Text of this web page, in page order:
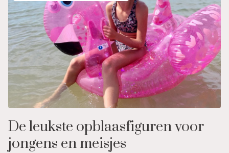
De leukste opblaasfiguren voor
jongens en meisjes